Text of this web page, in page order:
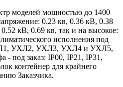
моделей мощностью до 1400
0.23 кв, 0.36 кВ, 0.38
кВ, 0.69 кв, так и на высокое:
исполнения под
УХЛ2, УХЛ3, УХЛ4 и УХЛ5,
- под заказ: IP00, IP21, IP31,
контейнер для крайнего
Заказчика.